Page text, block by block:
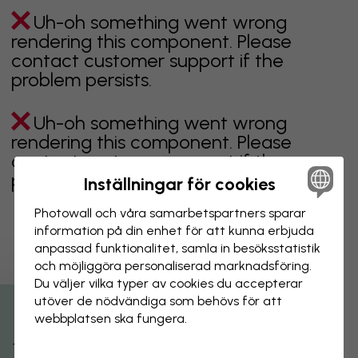
Uh-oh something went wrong
rendering this component. Please
contact customer support if the
problem persists.
Uh-oh something went wrong
rendering this component. Please
contact customer support if the
problem persists.
Visar sidan 1 av 3 sidor
Utforska fler kategorier
Inställningar för cookies
Photowall och våra samarbets­partners sparar
information på din enhet för att kunna erbjuda
anpassad funktionalitet, samla in besöks­statistik
och möjliggöra personaliserad marknads­föring.
Du väljer vilka typer av cookies du accepterar
utöver de nödvändiga som behövs för att
webbplatsen ska fungera.